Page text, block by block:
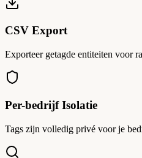
CSV Export
Exporteer getagde entiteiten voor
Per-bedrijf Isolatie
Tags zijn volledig privé voor je